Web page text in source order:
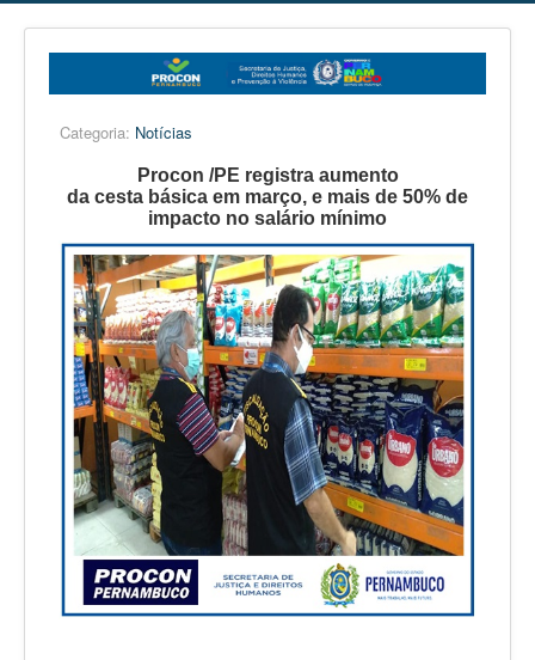
Categoria: Notícias
Procon /PE registra aumento
da cesta básica em março, e mais de 50% de
impacto no salário mínimo